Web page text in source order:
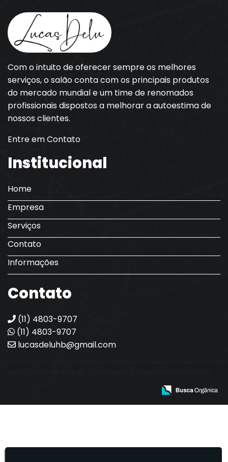
Com o intuito de oferecer sempre os melhores
serviços, o salão conta com os principais produtos
do mercado mundial e um time de renomados
profissionais dispostos a melhorar a autoestima de
nossos clientes.
Entre em Contato
Institucional
Home
Empresa
Serviços
Contato
Informações
Contato
(11) 4803-9707
(11) 4803-9707
lucasdeluhb@gmail.com